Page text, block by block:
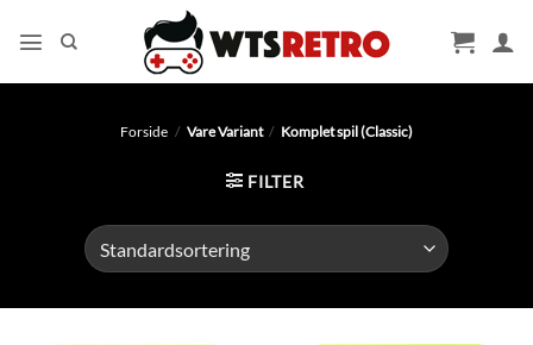
Forside / Vare Variant / Komplet spil (Classic)
FILTER